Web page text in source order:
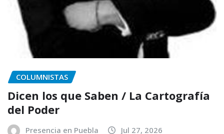
COLUMNISTAS
Dicen los que Saben / La Cartografía
del Poder
Presencia en Puebla Jul 27, 2026